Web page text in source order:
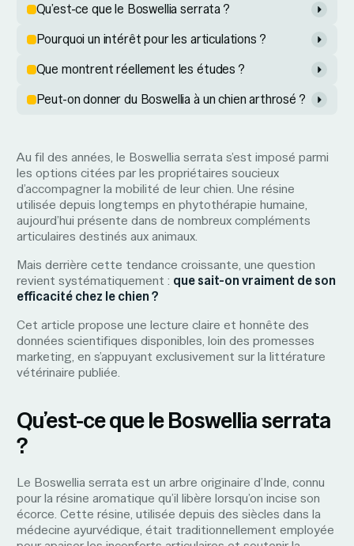
Qu’est-ce que le Boswellia serrata ?
Pourquoi un intérêt pour les articulations ?
Que montrent réellement les études ?
Peut-on donner du Boswellia à un chien arthrosé ?
Au fil des années, le Boswellia serrata s’est imposé parmi
les options citées par les propriétaires soucieux
d’accompagner la mobilité de leur chien. Une résine
utilisée depuis longtemps en phytothérapie humaine,
aujourd’hui présente dans de nombreux compléments
articulaires destinés aux animaux.
Mais derrière cette tendance croissante, une question
revient systématiquement : que sait-on vraiment de son
efficacité chez le chien ?
Cet article propose une lecture claire et honnête des
données scientifiques disponibles, loin des promesses
marketing, en s’appuyant exclusivement sur la littérature
vétérinaire publiée.
Qu’est-ce que le Boswellia serrata
?
Le Boswellia serrata est un arbre originaire d’Inde, connu
pour la résine aromatique qu’il libère lorsqu’on incise son
écorce. Cette résine, utilisée depuis des siècles dans la
médecine ayurvédique, était traditionnellement employée